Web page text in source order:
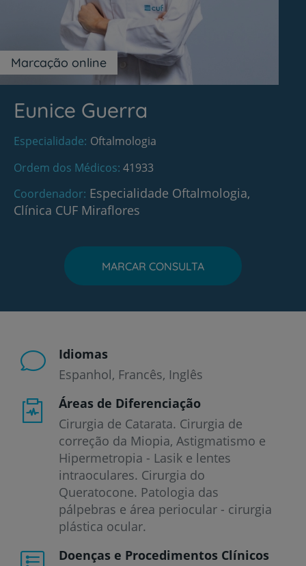
Marcação online
Eunice Guerra
Especialidade Oftalmologia
Ordem dos Médicos 41933
Coordenador Especialidade Oftalmologia,
Clínica CUF Miraflores
MARCAR CONSULTA
Idiomas
Espanhol Francês Inglês
Áreas de Diferenciação
Cirurgia de Catarata. Cirurgia de
correção da Miopia, Astigmatismo e
Hipermetropia - Lasik e lentes
intraoculares. Cirurgia do
Queratocone. Patologia das
pálpebras e área periocular - cirurgia
plástica ocular.
Doenças e Procedimentos Clínicos